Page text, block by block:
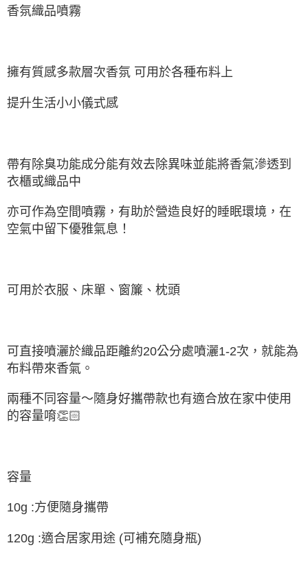
香氛織品噴霧
擁有質感多款層次香氛 可用於各種布料上
提升生活小小儀式感
帶有除臭功能成分能有效去除異味並能將香氣滲透到
衣櫃或織品中
亦可作為空間噴霧，有助於營造良好的睡眠環境，在
空氣中留下優雅氣息！
可用於衣服、床單、窗簾、枕頭
可直接噴灑於織品距離約20公分處噴灑1-2次，就能為
布料帶來香氣。
兩種不同容量～隨身好攜帶款也有適合放在家中使用
的容量唷👏🏻
容量
10g :方便隨身攜帶
120g :適合居家用途 (可補充隨身瓶)